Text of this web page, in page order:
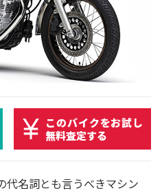
このバイクをお試し
無料査定する
代名詞とも言うべきマシン